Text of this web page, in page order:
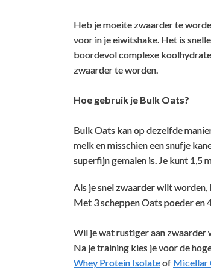
Heb je moeite zwaarder te
voor in je eiwitshake. Het is
boordevol complexe
zwaarder te worden.
Hoe gebruik je Bulk Oats?
Bulk Oats kan op dezelfde
melk en misschien een snufje
superfijn gemalen is. Je kunt 1,5
Als je snel zwaarder wilt worden,
Met 3 scheppen Oats poeder en
Wil je wat rustiger aan zwaarder
Na je training kies je voor de
Whey Protein Isolateof Micellar
Geweldig voor in
Goede kwaliteit
Pieter Wijngaard,27
Klant Vraag:
De Bulk Oats heette
Maar om het product ook
Bulk oats raw of niet?
Klant Vraag:
Beste,
Graag wil ik weten of de
Alvast bedankt!
Houdbaarheid oats
Klant Vraag:
Wat is momenteel
In verband met meer
De huidige batch is
Normaal gesproken wordt
even kunnen aangeven dat
Bio Bulk Oats 5000g
Hallo,